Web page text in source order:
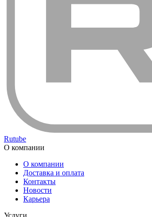
Rutube
О компании
О компании
Доставка и оплата
Контакты
Новости
Карьера
Услуги